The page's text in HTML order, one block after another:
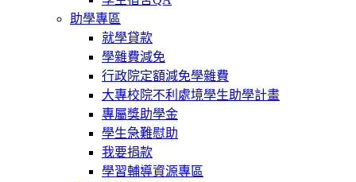
助學專區
就學貸款
學雜費減免
行政院定額減免學雜費
大專校院不利處境學生助學計畫
專屬獎助學金
學生急難慰助
我要捐款
學習輔導資源專區